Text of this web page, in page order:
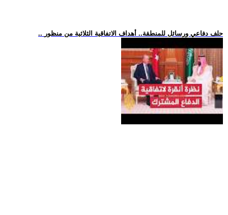
.. حلف دفاعي ورسائل للمنطقة.. أهداف الاتفاقية الثلاثية من منظور